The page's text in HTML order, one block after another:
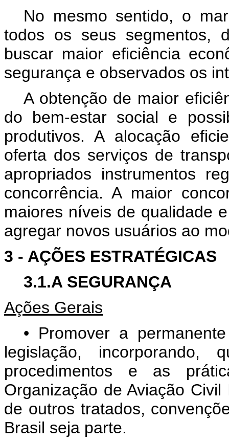
No mesmo sentido, o
todos os seus segmentos,
buscar maior eficiência
segurança e observados os
A obtenção de maior
do bem-estar social e
produtivos. A alocação
oferta dos serviços de
apropriados instrumentos
concorrência. A maior
maiores níveis de qualidade
agregar novos usuários ao
3 - AÇÕES ESTRATÉGICAS
3.1.A SEGURANÇA
Ações Gerais
• Promover a
legislação,
procedimentos e as
Organização de Aviação
de outros tratados,
Brasil seja parte.